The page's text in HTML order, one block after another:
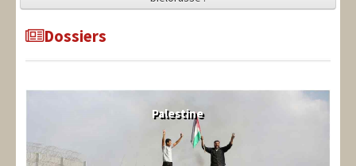
Dossiers
Palestine